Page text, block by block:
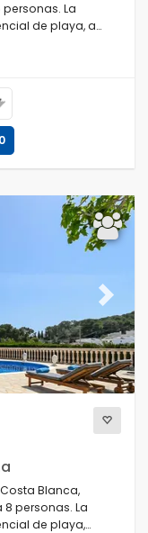
La
de playa, a
Next
Blanca,
personas. La
de playa,